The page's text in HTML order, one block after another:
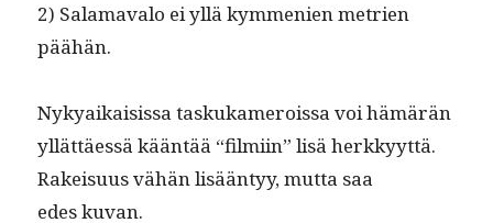
2) Sala­mava­lo ei yllä kym­me­nien metrien
päähän.
Nykyaikai­sis­sa taskukamerois­sa voi hämärän
yllät­täessä kään­tää “filmi­in” lisä herkkyyt­tä.
Rakeisu­us vähän lisään­tyy, mut­ta saa
edes kuvan.